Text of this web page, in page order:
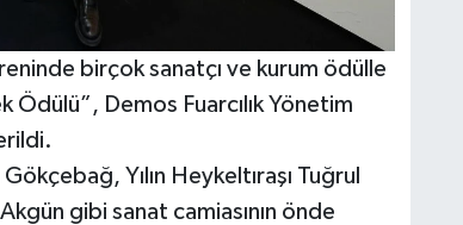
birçok sanatçı ve kurum ödülle
Ödülü”, Demos Fuarcılık Yönetim
Yılın Heykeltıraşı Tuğrul
gibi sanat camiasının önde